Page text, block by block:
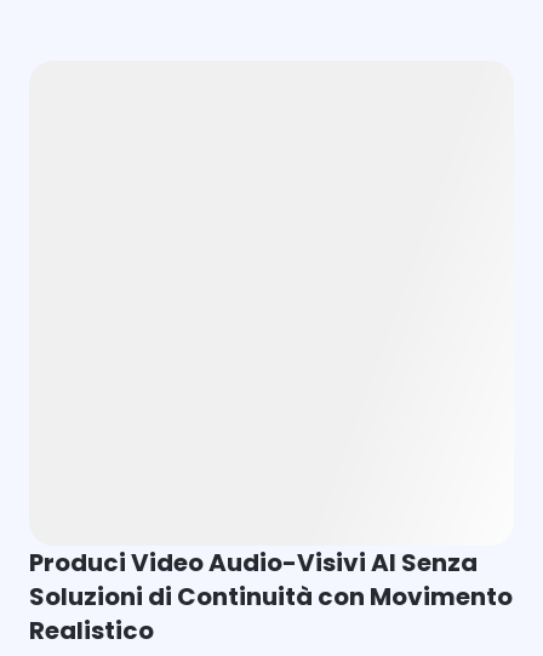
Produci Video Audio-Visivi AI Senza
Soluzioni di Continuità con Movimento
Realistico